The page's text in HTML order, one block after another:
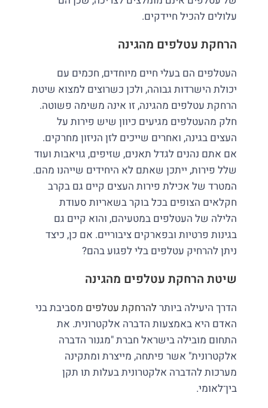
עלולים להכיל חיידקים.
הרחקת עטלפים מהגינה
העטלפים הם בעלי חיים מיוחדים, חכמים עם
יכולת הישרדות גבוהה, ולכן כשרוצים למצוא שיטת
הרחקת עטלפים מהגינה, זו אינה משימה פשוטה.
חלק מהעטלפים מגיעים כיוון שיש פירות על
העצים בגינה, ואחרים שייכים לזן הניזון מחרקים.
אם אתם נהנים לגדל תאנים, שזיפים, גויאבות ועוד
שלל פירות, ייתכן שאתם לא היחידים שייהנו מהם.
המטרד של אכילת פירות העצים קיים גם בקרב
חקלאים הצופים בכל בוקר בשאריות סעודת
הלילה של העטלפים במטעיהם, והוא קיים גם
בגינות פרטיות ובפארקים ציבוריים. אם כן, כיצד
ניתן להרחיק עטלפים בלי לפגוע בהם?
שיטת הרחקת עטלפים מהגינה
הדרך היעילה ביותר להרחקת עטלפים מסביבת בני
האדם היא באמצעות הדברה אלקטרונית. את
התחום מובילה בישראל חברת "מגנור הדברה
אלקטרונית" אשר פיתחה, מייצרת ומתקינה
מערכות להדברה אלקטרונית בעלות תו תקן
בין־לאומי.